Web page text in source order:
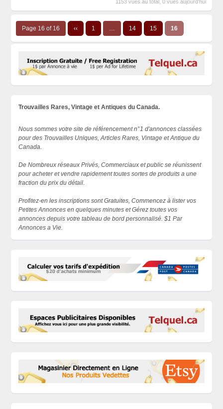
1153 vues au total, 0 vues aujourd'hui
Page 16 of 16 ‹‹ 1 … 14 15 16
Trouvailles Rares, Vintage et Antiques du Canada.
Nous sommes votre site de référencement n°1 d'annonces classées
pour des Trouvailles Uniques, Articles Rares, Vintage et Antique du
Canada.
De Nombreux réseaux Privés, Commerciaux et public se réunissent
pour acheter et vendre rapidement toutes sortes de produits a une
fraction du prix du détail.
Profitez-en les inscriptions sont Gratuites, Commencez à lister vos
Petites Annonces en quelques minutes et Gérez toutes vos
annonces depuis votre tableau de bord personnalisé. $1 Par
Annonces a Vie.